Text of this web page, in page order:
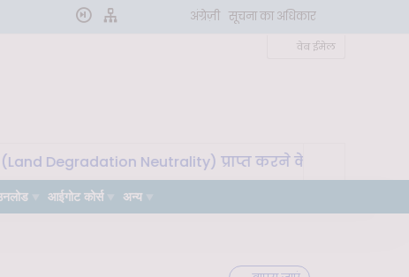
अंग्रेज़ी सूचना का अधिकार
वेब ईमेल
Degradation Neutrality) प्राप्त करने के लिए मृदा
आईगोट कोर्स अन्य